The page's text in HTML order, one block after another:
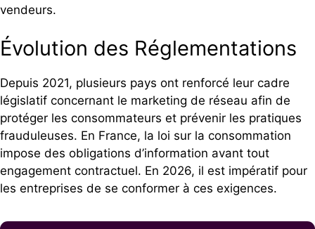
vendeurs.
Évolution des Réglementations
Depuis 2021, plusieurs pays ont renforcé leur cadre
législatif concernant le marketing de réseau afin de
protéger les consommateurs et prévenir les pratiques
frauduleuses. En France, la loi sur la consommation
impose des obligations d’information avant tout
engagement contractuel. En 2026, il est impératif pour
les entreprises de se conformer à ces exigences.